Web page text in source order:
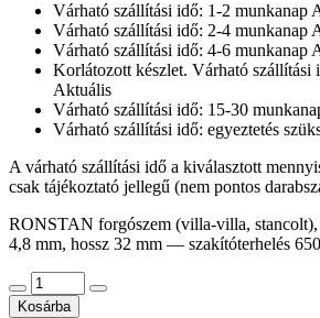
Várható szállítási idő: 1-2 munkanap
Várható szállítási idő: 2-4 munkanap
Várható szállítási idő: 4-6 munkanap
Korlátozott készlet. Várható szállítási
Aktuális
Várható szállítási idő: 15-30
Várható szállítási idő: egyeztetés
A várható szállítási idő a kiválasztott
csak tájékoztató jellegű (nem pontos
RONSTAN forgószem (villa-villa,
4,8 mm, hossz 32 mm — szakítóterhelés
Kosárba